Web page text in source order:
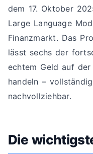
dem 17. Oktober
Large Language
Finanzmarkt. Das
lässt sechs der
echtem Geld auf
handeln –
nachvollziehbar.
Die